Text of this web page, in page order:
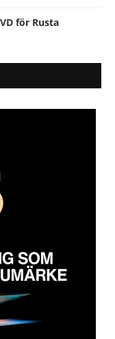
för Rusta